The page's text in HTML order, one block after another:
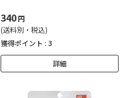
340円
(送料別・税込)
獲得ポイント : 3
詳細